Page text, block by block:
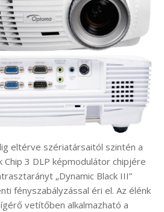
eltérve szériatársaitól szintén a
Chip 3 DLP képmodulátor chipjére
„Dynamic Black III”
fényszabályzással éri el. Az élénk
vetítőben alkalmazható a